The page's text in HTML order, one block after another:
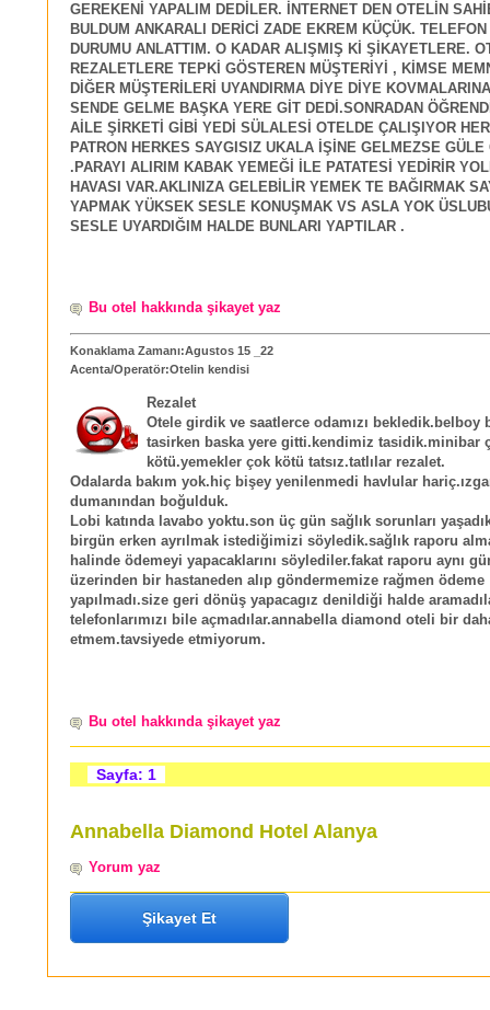
GEREKENİ YAPALIM DEDİLER. İNTERNET DEN OTELİN
BULDUM ANKARALI DERİCİ ZADE EKREM KÜÇÜK.
DURUMU ANLATTIM. O KADAR ALIŞMIŞ Kİ ŞİKAYETLERE.
REZALETLERE TEPKİ GÖSTEREN MÜŞTERİYİ , KİMSE
DİĞER MÜŞTERİLERİ UYANDIRMA DİYE DİYE
SENDE GELME BAŞKA YERE GİT DEDİ.SONRADAN
AİLE ŞİRKETİ GİBİ YEDİ SÜLALESİ OTELDE ÇALIŞIYOR
PATRON HERKES SAYGISIZ UKALA İŞİNE GELMEZSE GÜLE
.PARAYI ALIRIM KABAK YEMEĞİ İLE PATATESİ YEDİRİR
HAVASI VAR.AKLINIZA GELEBİLİR YEMEK TE BAĞIRMAK
YAPMAK YÜKSEK SESLE KONUŞMAK VS ASLA YOK
SESLE UYARDIĞIM HALDE BUNLARI YAPTILAR .
Bu otel hakkında şikayet yaz
Konaklama Zamanı:Agustos 15 _22
Acenta/Operatör:Otelin kendisi
Rezalet
Otele girdik ve saatlerce odamızı bekledik.belboy
tasirken baska yere gitti.kendimiz tasidik.minibar
kötü.yemekler çok kötü tatsız.tatlılar rezalet.
Odalarda bakım yok.hiç bişey yenilenmedi havlular
dumanından boğulduk.
Lobi katında lavabo yoktu.son üç gün sağlık sorunları
birgün erken ayrılmak istediğimizi söyledik.sağlık raporu
halinde ödemeyi yapacaklarını söylediler.fakat raporu aynı
üzerinden bir hastaneden alıp göndermemize rağmen ödeme
yapılmadı.size geri dönüş yapacagız denildiği halde
telefonlarımızı bile açmadılar.annabella diamond oteli bir
etmem.tavsiyede etmiyorum.
Bu otel hakkında şikayet yaz
Sayfa: 1
Annabella Diamond Hotel Alanya
Yorum yaz
Şikayet Et